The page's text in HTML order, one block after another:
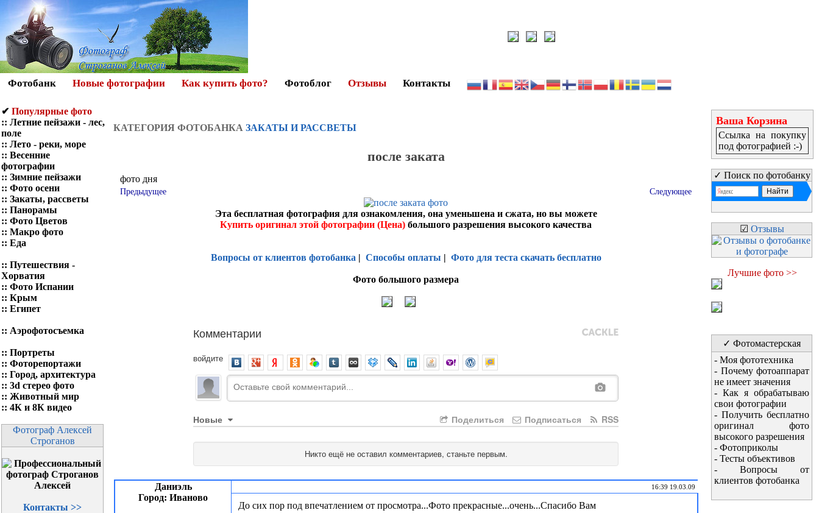
Фотобанк Новые фотографии Как купить фото? Фотоблог Отзывы Контакты
✔ Популярные фото
:: Летние пейзажи - лес,
поле
:: Лето - реки, море
:: Весенние
фотографии
:: Зимние пейзажи
:: Фото осени
:: Закаты, рассветы
:: Панорамы
:: Фото Цветов
:: Макро фото
:: Еда
:: Путешествия -
Хорватия
:: Фото Испании
:: Крым
:: Египет
:: Аэрофотосъемка
:: Портреты
:: Фоторепортажи
:: Город, архитектура
:: 3d стерео фото
:: Животный мир
:: 4К и 8К видео
Фотограф Алексей
Строганов
Контакты >>
КАТЕГОРИЯ ФОТОБАНКА ЗАКАТЫ И РАССВЕТЫ
после заката
фото дня
Предыдущее Следующее
Эта бесплатная фотография для ознакомления, она уменьшена и сжата, но вы можете
Купить оригинал этой фотографии (Цена) большого разрешения высокого качества
Вопросы от клиентов фотобанка| Способы оплаты Фото для теста скачать бесплатно
Фото большого размера
Комментарии
войдите
Новые RSS
Подписаться
Поделиться
Никто ещё не оставил комментариев, станьте первым.
Даниэль
Город: Иваново
16:39 19.03.09
До сих пор под впечатлением от просмотра...Фото прекрасные...очень...Спасибо Вам
Ваша Корзина
Ссылка на покупку
под фотографией :-)
✓ Поиск по фотобанку
☑ Отзывы
Лучшие фото >>
✓ Фотомастерская
- Моя фототехника
- Почему фотоаппарат
не имеет значения
- Как я обрабатываю
свои фотографии
- Получить бесплатно
оригинал фото
высокого разрешения
- Фотоприколы
- Тесты объективов
- Вопросы от
клиентов фотобанка